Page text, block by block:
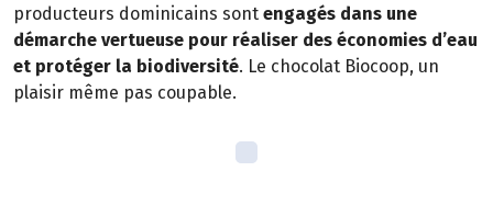
producteurs dominicains sont engagés dans une
démarche vertueuse pour réaliser des économies d’eau
et protéger la biodiversité. Le chocolat Biocoop, un
plaisir même pas coupable.